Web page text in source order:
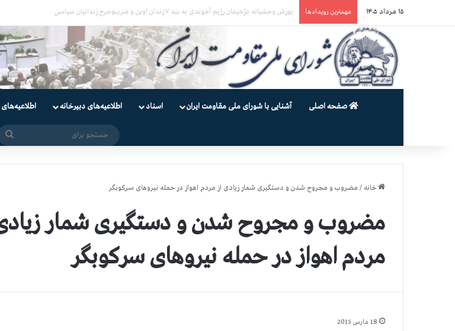
۱۵ مرداد ۱۴۰۵ مهمترین رویدادها یورش وحشیانه گارد زندان اوین به سالن ۵ بند ۷ و ضرب و شتم زندانیان
صفحه اصلی آشنایی با شورای ملی مقاومت ایران اسناد اطلاعیه‌های دبیرخانه
خانه / مضروب و مجروح شدن و دستگیری شمار زیادی از مردم اهواز در حمله نیروهای سركوبگر
مضروب و مجروح شدن و دستگیری شمار
مردم اهواز در حمله نیروهای سركوبگر
18 مارس 2015